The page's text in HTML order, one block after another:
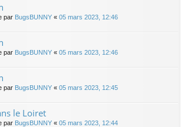
par BugsBUNNY « 05 mars 2023, 12:46
par BugsBUNNY « 05 mars 2023, 12:46
par BugsBUNNY « 05 mars 2023, 12:45
le Loiret
par BugsBUNNY « 05 mars 2023, 12:44